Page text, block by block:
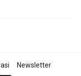
Newsletter